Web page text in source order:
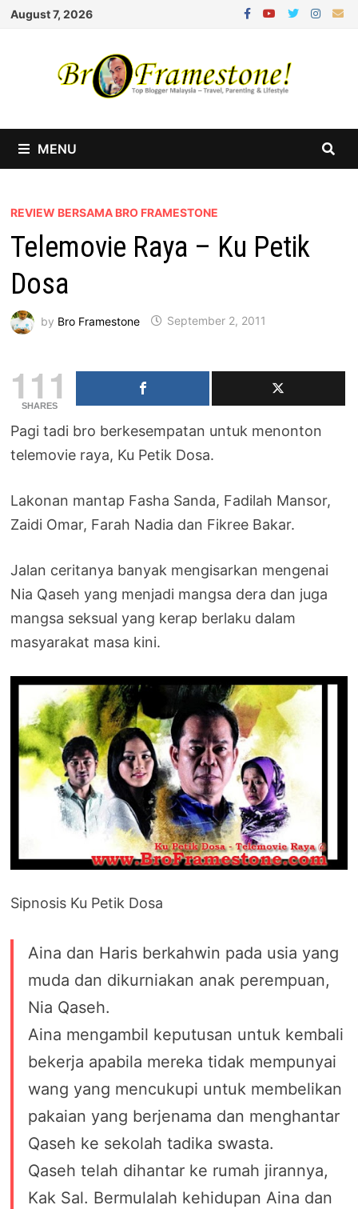
Skip
August 7, 2026
MENU
REVIEW BERSAMA BRO FRAMESTONE
Telemovie Raya – Ku Petik
Dosa
by Bro Framestone September 2, 2011
111
SHARES
Pagi tadi bro berkesempatan untuk menonton
telemovie raya, Ku Petik Dosa.
Lakonan mantap Fasha Sanda, Fadilah Mansor,
Zaidi Omar, Farah Nadia dan Fikree Bakar.
Jalan ceritanya banyak mengisarkan mengenai
Nia Qaseh yang menjadi mangsa dera dan juga
mangsa seksual yang kerap berlaku dalam
masyarakat masa kini.
Sipnosis Ku Petik Dosa
Aina dan Haris berkahwin pada usia yang
muda dan dikurniakan anak perempuan,
Nia Qaseh.
Aina mengambil keputusan untuk kembali
bekerja apabila mereka tidak mempunyai
wang yang mencukupi untuk membelikan
pakaian yang berjenama dan menghantar
Qaseh ke sekolah tadika swasta.
Qaseh telah dihantar ke rumah jirannya,
Kak Sal. Bermulalah kehidupan Aina dan